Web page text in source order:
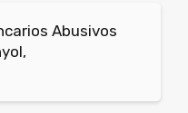
Abusivos